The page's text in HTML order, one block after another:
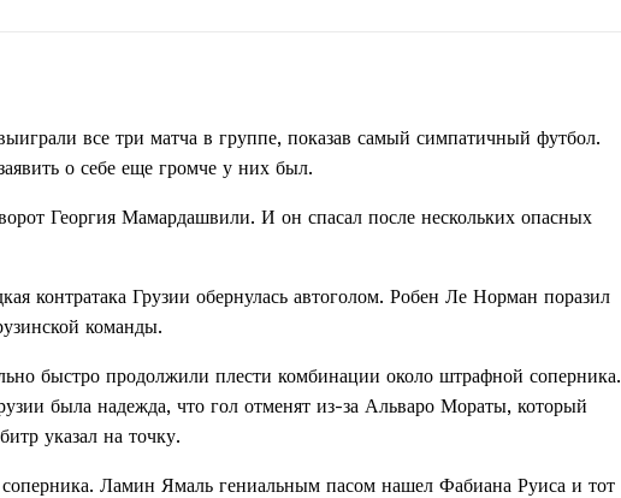
все три матча в группе, показав самый симпатичный футбол.
о себе еще громче у них был.
Георгия Мамардашвили. И он спасал после нескольких опасных
контратака Грузии обернулась автоголом. Робен Ле Норман поразил
команды.
быстро продолжили плести комбинации около штрафной соперника.
была надежда, что гол отменят из-за Альваро Мораты, который
указал на точку.
Ламин Ямаль гениальным пасом нашел Фабиана Руиса и тот